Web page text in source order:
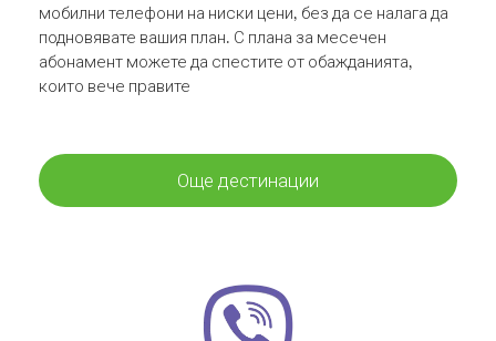
мобилни телефони на ниски цени, без да се налага да
подновявате вашия план. С плана за месечен
абонамент можете да спестите от обажданията,
които вече правите
Още дестинации